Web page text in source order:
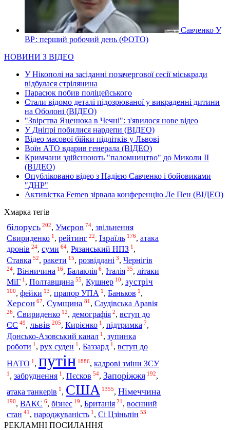
Савченко У
ВР: перший робочий день (ФОТО)
НОВИНИ З ВІДЕО
У Нікополі на засіданні позачергової сесії міськради
відбулася стрілянина
Парасюк побив поліцейського
Стали відомо деталі підозрюваної у викраденні дитини
на Оболоні (ВІДЕО)
"Звірства Яценюка в Чечні": з'явилося нове відео
У Дніпрі побилися нардепи (ВІДЕО)
Відео масової бійки підлітків у Львові
Воїн АТО вдарив генерала (ВІДЕО)
Кримчани здійснюють "паломництво" до Миколи ІІ
(ВІДЕО)
Опубліковано відео з Надією Савченко і бойовиками
"ДНР"
Активістка Femen зірвала конференцію Ле Пен (ВІДЕО)
Хмарка тегів
білорусь 202, Умєров 74, звільнення
Свириденко 1 , рейтинг 22, Ізраїль 176, атака
дронів 24, суми 64, Рязанський НПЗ 1 ,
Ставка 52, ракети 15, розвіддані 3, Чернігів
24, Вінничина 16, Балаклія 6, Італія 35, літаки
МіГ 1 , Полтавщина 55, Кушнер 10, зустріч
100, фейки 13, прапор УПА 1 , Баньков 1 ,
Херсон 67, Сумщина 81 , Саудівська Аравія
26, Свириденко 12, демографія 2, вступ до
ЄС 49, львів 205, Кирієнко 1, підтримка 7,
Донсько-Азовський канал 1 , зупинка
роботи 1 , рух суден 1 , Баззард 1 , вступ до
НАТО 1 , путін 1886, кадрові зміни ЗСУ
1, забруднення 1, Пєсков 54, Запоріжжя 192,
атака танкерів 1, США 1355, Німеччина
190, ВАКС 6, бізнес 19, Британія 21 , воєнний
стан 41 , народжуваність 1 , Сі Цзіньпін 53
РЕКЛАМНІ ПОСИЛАННЯ